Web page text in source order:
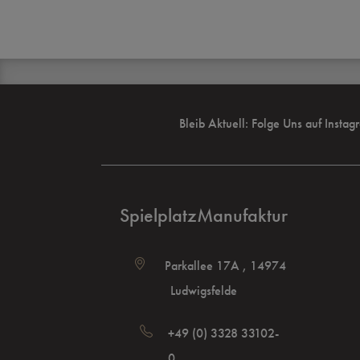
Bleib Aktuell: Folge Uns auf
SpielplatzManufaktur
Parkallee 17A , 14974
Ludwigsfelde
+49 (0) 3328 33102-